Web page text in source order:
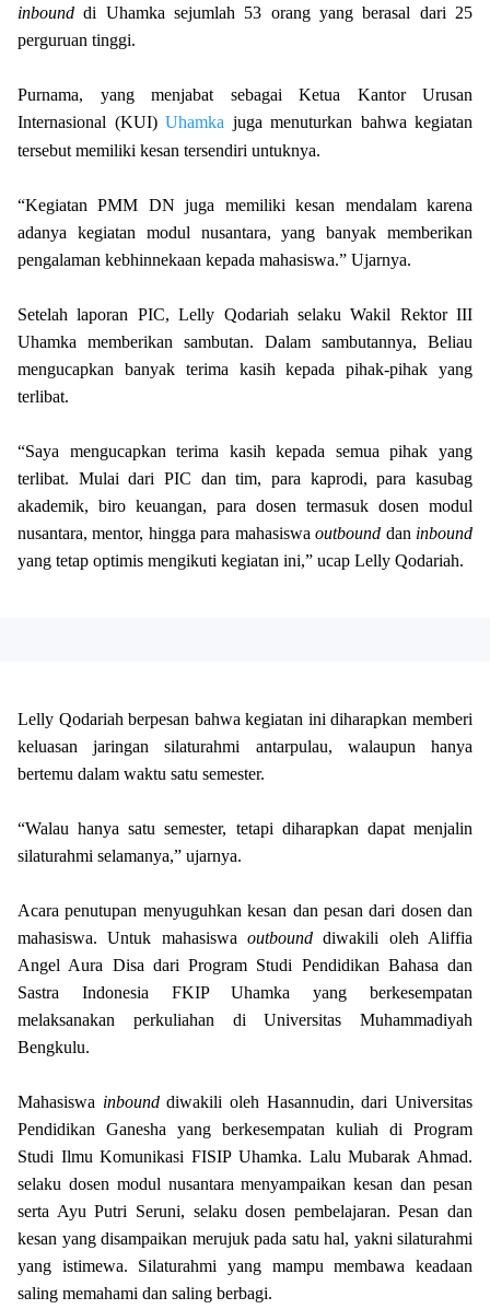
inbounddi Uhamka sejumlah 53 orang yang berasal dari 25
perguruan tinggi.
Purnama, yang menjabat sebagai Ketua Kantor Urusan
Internasional (KUI) Uhamka juga menuturkan bahwa kegiatan
tersebut memiliki kesan tersendiri untuknya.
“Kegiatan PMM DN juga memiliki kesan mendalam karena
adanya kegiatan modul nusantara, yang banyak memberikan
pengalaman kebhinnekaan kepada mahasiswa.” Ujarnya.
Setelah laporan PIC, Lelly Qodariah selaku Wakil Rektor III
Uhamka memberikan sambutan. Dalam sambutannya, Beliau
mengucapkan banyak terima kasih kepada pihak-pihak yang
terlibat.
“Saya mengucapkan terima kasih kepada semua pihak yang
terlibat. Mulai dari PIC dan tim, para kaprodi, para kasubag
akademik, biro keuangan, para dosen termasuk dosen modul
nusantara, mentor, hingga para mahasiswaoutbound dan inbound
yang tetap optimis mengikuti kegiatan ini,” ucap Lelly Qodariah.
Lelly Qodariah berpesan bahwa kegiatan ini diharapkan memberi
keluasan jaringan silaturahmi antarpulau, walaupun hanya
bertemu dalam waktu satu semester.
“Walau hanya satu semester, tetapi diharapkan dapat menjalin
silaturahmi selamanya,” ujarnya.
Acara penutupan menyuguhkan kesan dan pesan dari dosen dan
mahasiswa. Untuk mahasiswa outbounddiwakili oleh Aliffia
Angel Aura Disa dari Program Studi Pendidikan Bahasa dan
Sastra Indonesia FKIP Uhamka yang berkesempatan
melaksanakan perkuliahan di Universitas Muhammadiyah
Bengkulu.
Mahasiswa inbounddiwakili oleh Hasannudin, dari Universitas
Pendidikan Ganesha yang berkesempatan kuliah di Program
Studi Ilmu Komunikasi FISIP Uhamka. Lalu Mubarak Ahmad.
selaku dosen modul nusantara menyampaikan kesan dan pesan
serta Ayu Putri Seruni, selaku dosen pembelajaran. Pesan dan
kesan yang disampaikan merujuk pada satu hal, yakni silaturahmi
yang istimewa. Silaturahmi yang mampu membawa keadaan
saling memahami dan saling berbagi.